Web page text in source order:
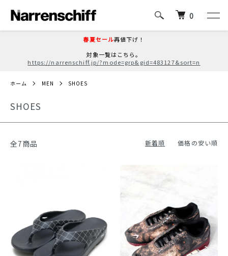
春夏セール再値下げ！
対象一覧はこちら。
https://narrenschiff.jp/?mode=grp&gid=483127&sort=n
0
ホーム MEN SHOES
SHOES
全7商品 新着順 価格の安い順